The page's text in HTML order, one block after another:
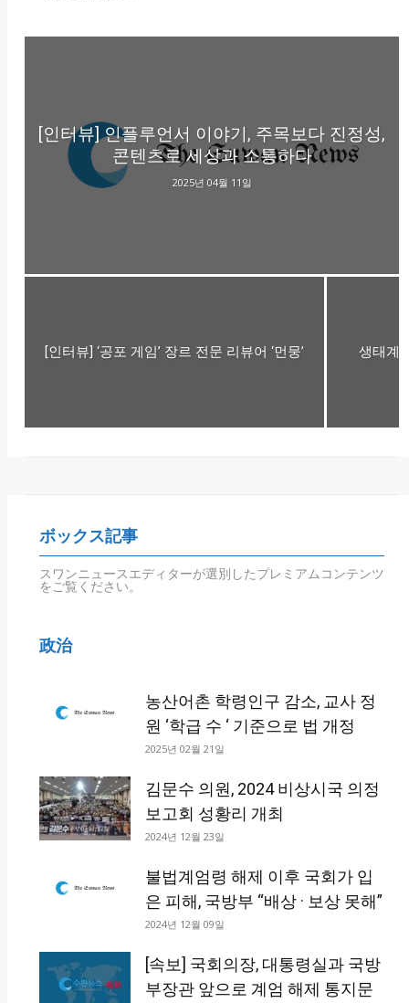
[인터뷰] 인플루언서 이야기, 주목보다 진정성,
콘텐츠로 세상과 소통하다
2025년 04월 11일
[인터뷰] ‘공포 게임’ 장르 전문 리뷰어 ‘먼뭉’ 생태계
ボックス記事
スワンニュースエディターが選別したプレミアムコンテンツ
をご覧ください。
政治
농산어촌 학령인구 감소, 교사 정
원 ‘학급 수 ‘ 기준으로 법 개정
2025년 02월 21일
김문수 의원, 2024 비상시국 의정
보고회 성황리 개최
2024년 12월 23일
불법계엄령 해제 이후 국회가 입
은 피해, 국방부 “배상 · 보상 못해”
2024년 12월 09일
[속보] 국회의장, 대통령실과 국방
부장관 앞으로 계엄 해제 통지문